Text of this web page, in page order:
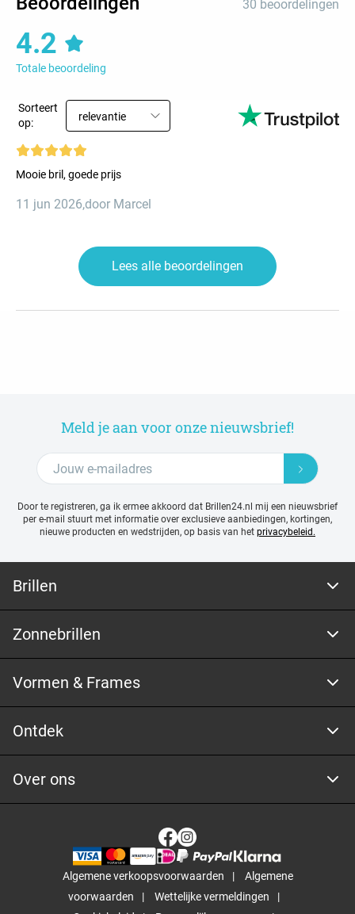
30 beoordelingen
4.2
Totale beoordeling
Sorteert
op:
relevantie
Mooie bril, goede prijs
11 jun 2026,door Marcel
Lees alle beoordelingen
Meld je aan voor onze nieuwsbrief!
Door te registreren, ga ik ermee akkoord dat Brillen24.nl mij een nieuwsbrief
per e-mail stuurt met informatie over exclusieve aanbiedingen, kortingen,
nieuwe producten en wedstrijden, op basis van het privacybeleid.
Brillen
Zonnebrillen
Vormen & Frames
Ontdek
Over ons
Algemene verkoopsvoorwaarden
Algemene
voorwaarden
Wettelijke vermeldingen